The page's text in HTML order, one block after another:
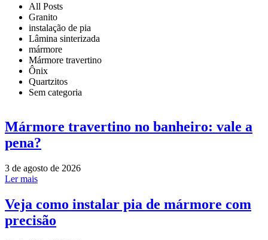
All Posts
Granito
instalação de pia
Lâmina sinterizada
mármore
Mármore travertino
Ônix
Quartzitos
Sem categoria
Mármore travertino no banheiro: vale a
pena?
3 de agosto de 2026
Ler mais
Veja como instalar pia de mármore com
precisão